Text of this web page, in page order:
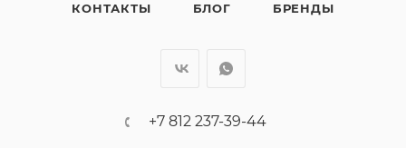
КОНТАКТЫ БЛОГ БРЕНДЫ
+7 812 237-39-44